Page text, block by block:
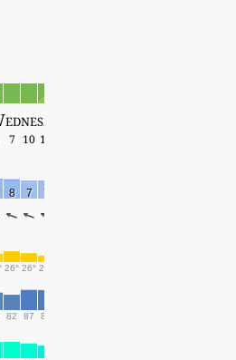
12
7 10 13
8 7 7
26° 26° 26°
82 87 87